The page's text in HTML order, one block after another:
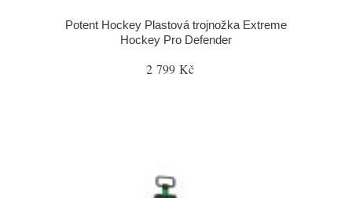
Potent Hockey Plastová trojnožka Extreme
Hockey Pro Defender
2 799 Kč